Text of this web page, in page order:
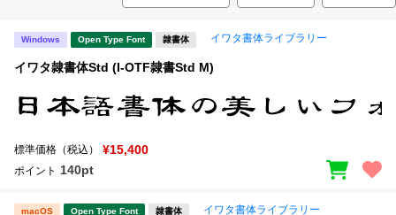
年間ライセンス商品
キャンペーン一覧
新着一覧
フォント形式
Windows Open Type Font 隷書体 イワタ書体ライブラリー
イワタ隷書体Std (I-OTF隷書Std M)
標準価格（税込） ¥15,400
ポイント 140pt
macOS Open Type Font 隷書体 イワタ書体ライブラリー